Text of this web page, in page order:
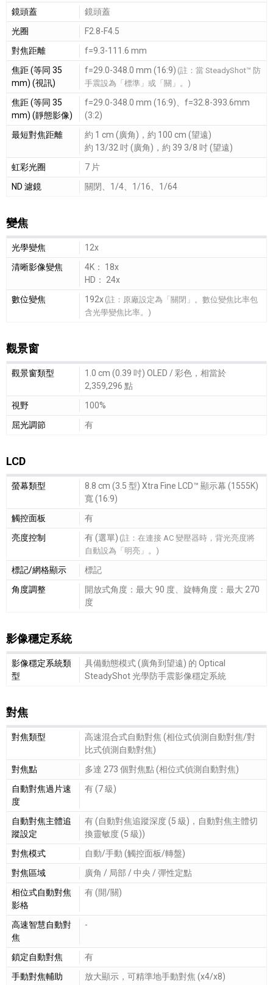
鏡頭蓋
鏡頭蓋
光圈
F2.8-F4.5
對焦距離
f=9.3-111.6 mm
焦距 (等同 35
mm) (視訊)
f=29.0-348.0 mm (16:9) (註：當 SteadyShot™ 防
手震設為「標準」或「關」。)
焦距 (等同 35
mm) (靜態影像)
f=29.0-348.0 mm (16:9)、f=32.8-393.6mm
(3:2)
最短對焦距離
約 1 cm (廣角)，約 100 cm (望遠)
約 13/32 吋 (廣角)，約 39 3/8 吋 (望遠)
虹彩光圈
7 片
ND 濾鏡
關閉、1/4、1/16、1/64
變焦
變焦細節敘述
光學變焦
12x
清晰影像變焦
4K： 18x
HD： 24x
數位變焦
192x (註：原廠設定為「關閉」。數位變焦比率包
含光學變焦比率。)
觀景窗
觀景窗細節敘述
觀景窗類型
1.0 cm (0.39 吋) OLED / 彩色，相當於
2,359,296 點
視野
100%
屈光調節
有
LCD
LCD細節敘述
螢幕類型
8.8 cm (3.5 型) Xtra Fine LCD™ 顯示幕 (1555K)
寬 (16:9)
觸控面板
有
亮度控制
有 (選單) (註：在連接 AC 變壓器時，背光亮度將
自動設為「明亮」。)
標記/網格顯示
標記
角度調整
開放式角度：最大 90 度、旋轉角度：最大 270
度
影像穩定系統
影像穩定系統細節敘述
影像穩定系統類
型
具備動態模式 (廣角到望遠) 的 Optical
SteadyShot 光學防手震影像穩定系統
對焦
對焦細節敘述
對焦類型
高速混合式自動對焦 (相位式偵測自動對焦/對
比式偵測自動對焦)
對焦點
多達 273 個對焦點 (相位式偵測自動對焦)
自動對焦過片速
度
有 (7 級)
自動對焦主體追
蹤設定
有 (自動對焦追蹤深度 (5 級)，自動對焦主體切
換靈敏度 (5 級))
對焦模式
自動/手動 (觸控面板/轉盤)
對焦區域
廣角 / 局部 / 中央 / 彈性定點
相位式自動對焦
影格
有 (開/關)
高速智慧自動對
焦
-
鎖定自動對焦
有
手動對焦輔助
放大顯示，可精準地手動對焦 (x4/x8)